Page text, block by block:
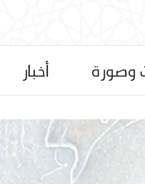
أخبار